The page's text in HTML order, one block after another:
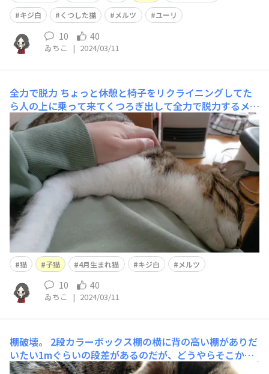
キジ白
くつした猫 メルツ ユーリ
10 40
ゐちこ | 2024/03/11
全力で脱力 ちょっと休憩と椅子をリクライニングしてた
ら人の上に乗って来てくつろぎ出して全力で脱力するメル
ツ。そのうち落ちるぞ。(手で支えてやりながら)
猫 子猫 4月生まれ猫 キジ白 メルツ
10 40
ゐちこ | 2024/03/11
棚破壊。
2段カラーボックス棚の横に背の高い棚がありだ
いたい1mぐらいの段差があるのだが、どうやらそこから
ズドンと飛び降りてカラーボックス棚を破壊したらしい。